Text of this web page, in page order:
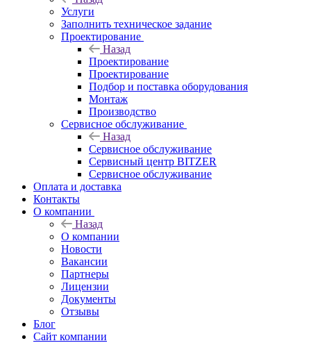
Услуги
Заполнить техническое задание
Проектирование
Назад
Проектирование
Проектирование
Подбор и поставка оборудования
Монтаж
Производство
Сервисное обслуживание
Назад
Сервисное обслуживание
Сервисный центр BITZER
Сервисное обслуживание
Оплата и доставка
Контакты
О компании
Назад
О компании
Новости
Вакансии
Партнеры
Лицензии
Документы
Отзывы
Блог
Сайт компании